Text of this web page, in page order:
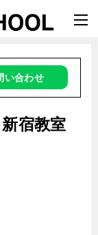
い合わせ
宿教室